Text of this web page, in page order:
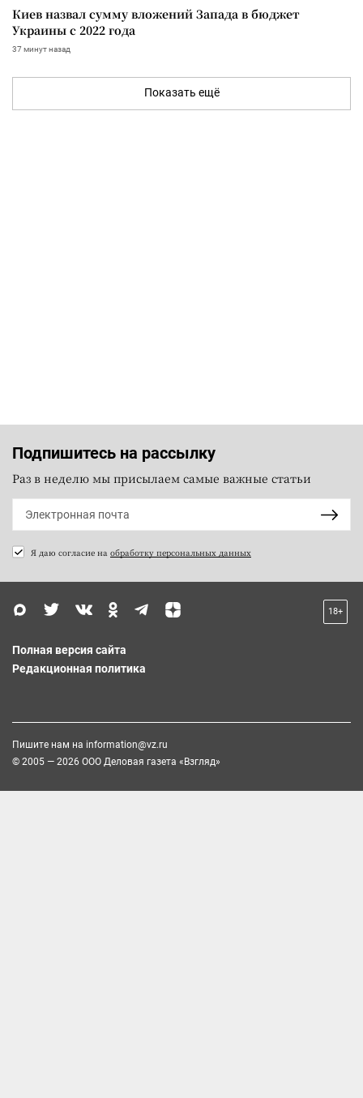
Киев назвал сумму вложений Запада в бюджет
Украины с 2022 года
37 минут назад
Показать ещё
Подпишитесь на рассылку
Раз в неделю мы присылаем самые важные статьи
Я даю согласие на обработку персональных данных
18+
Полная версия сайта
Редакционная политика
Пишите нам на information@vz.ru
© 2005 — 2026 ООО Деловая газета «Взгляд»